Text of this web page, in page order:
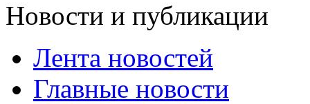
Новости и публикации
Лента новостей
Главные новости